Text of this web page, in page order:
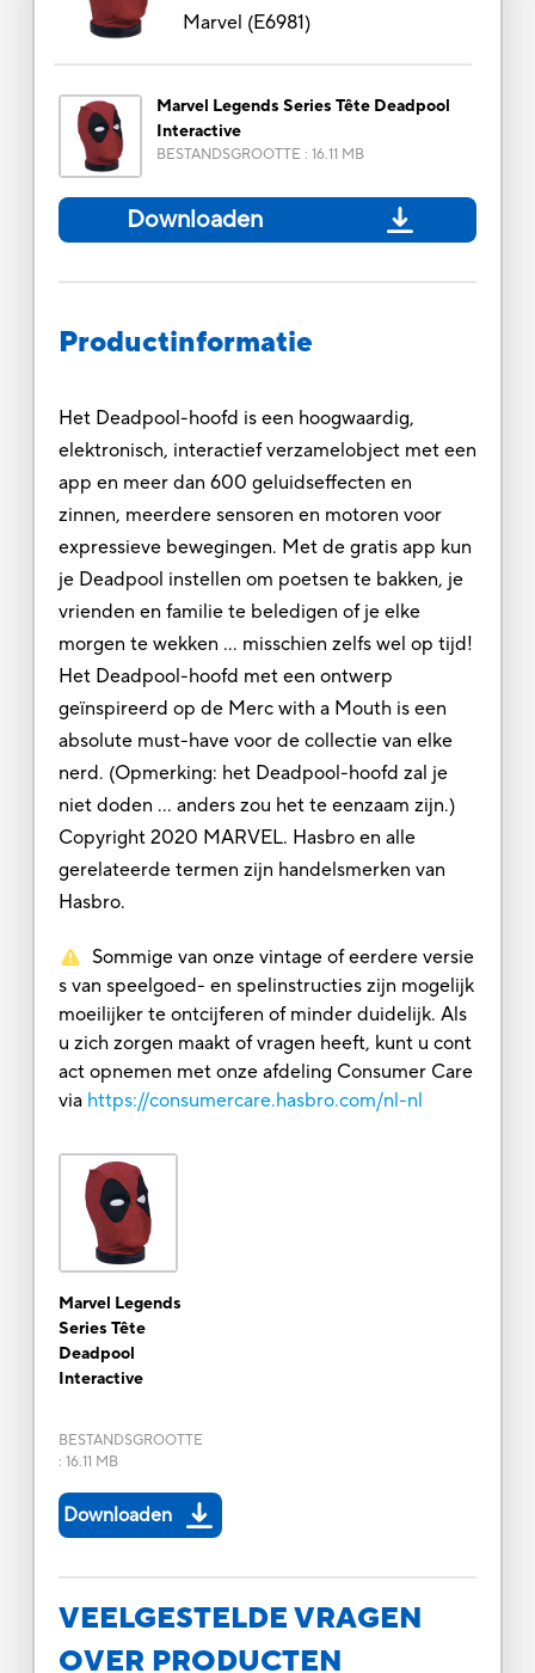
Marvel (E6981)
Marvel Legends Series Tête Deadpool
Interactive
BESTANDSGROOTTE : 16.11 MB
Downloaden
Productinformatie
Het Deadpool-hoofd is een hoogwaardig,
elektronisch, interactief verzamelobject met een
app en meer dan 600 geluidseffecten en
zinnen, meerdere sensoren en motoren voor
expressieve bewegingen. Met de gratis app kun
je Deadpool instellen om poetsen te bakken, je
vrienden en familie te beledigen of je elke
morgen te wekken … misschien zelfs wel op tijd!
Het Deadpool-hoofd met een ontwerp
geïnspireerd op de Merc with a Mouth is een
absolute must-have voor de collectie van elke
nerd. (Opmerking: het Deadpool-hoofd zal je
niet doden ... anders zou het te eenzaam zijn.)
Copyright 2020 MARVEL. Hasbro en alle
gerelateerde termen zijn handelsmerken van
Hasbro.
Sommige van onze vintage of eerdere versie
s van speelgoed- en spelinstructies zijn mogelijk
moeilijker te ontcijferen of minder duidelijk. Als
u zich zorgen maakt of vragen heeft, kunt u cont
act opnemen met onze afdeling Consumer Care
via https://consumercare.hasbro.com/nl-nl
Marvel Legends
Series Tête
Deadpool
Interactive
BESTANDSGROOTTE
: 16.11 MB
Downloaden
VEELGESTELDE VRAGEN
OVER PRODUCTEN